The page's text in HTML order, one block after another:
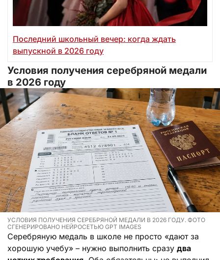
Последний школьный вечер: когда ждать
выпускной в 2026 году
Условия получения серебряной медали
в 2026 году
УСЛОВИЯ ПОЛУЧЕНИЯ СЕРЕБРЯНОЙ МЕДАЛИ В 2026 ГОДУ. ФОТО
СГЕНЕРИРОВАНО НЕЙРОСЕТЬЮ GPT IMAGES
Серебряную медаль в школе не просто «дают за
хорошую учебу» – нужно выполнить сразу два